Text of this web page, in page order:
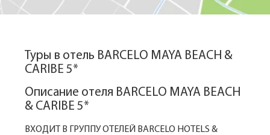
Туры в отель BARCELO MAYA BEACH &
CARIBE 5*
Описание отеля BARCELO MAYA BEACH
& CARIBE 5*
ВХОДИТ В ГРУППУ ОТЕЛЕЙ BARCELO HOTELS &